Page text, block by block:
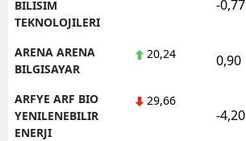
BILISIM
TEKNOLOJILERI
-0,77
ARENA ARENA
BILGISAYAR
20,24 0,90
ARFYE ARF BIO
YENILENEBILIR
ENERJI
29,66
-4,20